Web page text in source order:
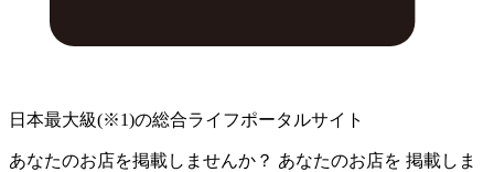
日本最大級(※1)の総合ライフポータルサイト
あなたのお店を掲載しませんか？ あなたのお店を 掲載しま